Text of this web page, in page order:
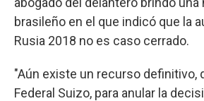
brasileño en el que indicó que la
Rusia 2018 no es caso cerrado.
"Aún existe un recurso definitivo,
Federal Suizo, para anular la